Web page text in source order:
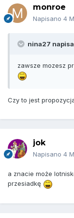
monroe
Napisano 4
nina27
zawsze mozesz
Czy to jest
jok
Napisano 4
a znacie może
przesiadkę